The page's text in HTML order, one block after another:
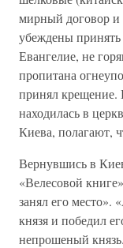
мирный договор и
убеждены
Евангелие, не
пропитана
принял крещение.
находилась в
Киева, полагают,
Вернувшись в
«Велесовой
занял его место».
князя и победил
непрошеный